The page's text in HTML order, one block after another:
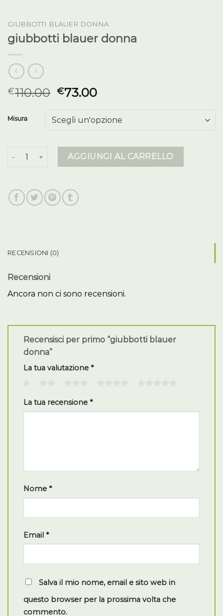
GIUBBOTTI BLAUER DONNA
giubbotti blauer donna
€110.00 €73.00
Misura
giubbotti blauer donna quantità
AGGIUNGI AL CARRELLO
RECENSIONI (0)
Recensioni
Ancora non ci sono recensioni.
Recensisci per primo “giubbotti blauer
donna”
La tua valutazione *
La tua recensione *
Nome *
Email *
Salva il mio nome, email e sito web in
questo browser per la prossima volta che
commento.